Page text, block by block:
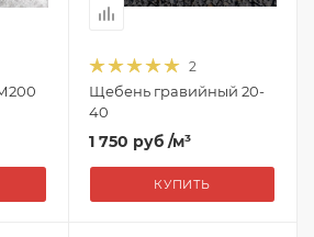
2
Щебень гравийный 20-
40
1 750 руб /м³
КУПИТЬ